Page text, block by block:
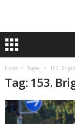
Home Tagovi 153.
Tag: 153.